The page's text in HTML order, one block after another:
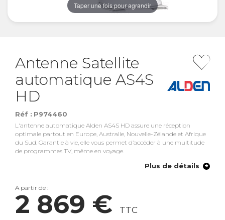
Taper une fois pour agrandir
Antenne Satellite
automatique AS4S
HD
Réf : P974460
L'antenne automatique Alden AS4S HD assure une réception
optimale partout en Europe, Australie, Nouvelle-Zélande et Afrique
du Sud. Garantie à vie, elle vous permet d’accéder à une multitude
de programmes TV, même en voyage.
Plus de détails
A partir de :
2 869 € TTC